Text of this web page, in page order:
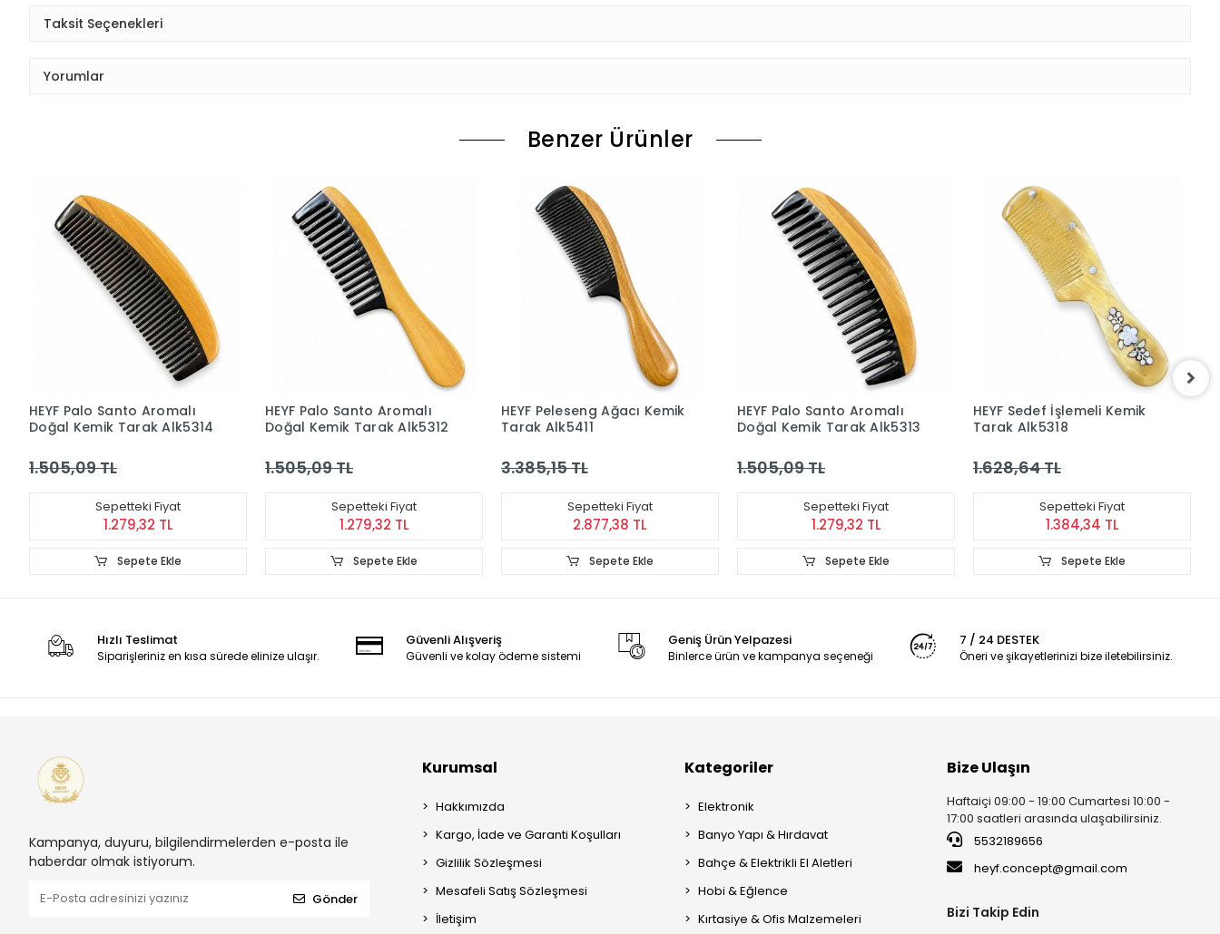
Taksit Seçenekleri
Yorumlar
Benzer Ürünler
HEYF Palo Santo Aromalı
Doğal Kemik Tarak Alk5314
1.505,09 TL
Sepetteki Fiyat
1.279,32 TL
Sepete Ekle
HEYF Palo Santo Aromalı
Doğal Kemik Tarak Alk5312
1.505,09 TL
Sepetteki Fiyat
1.279,32 TL
Sepete Ekle
HEYF Peleseng Ağacı Kemik
Tarak Alk5411
3.385,15 TL
Sepetteki Fiyat
2.877,38 TL
Sepete Ekle
HEYF Palo Santo Aromalı
Doğal Kemik Tarak Alk5313
1.505,09 TL
Sepetteki Fiyat
1.279,32 TL
Sepete Ekle
HEYF Sedef İşlemeli Kemik
Tarak Alk5318
1.628,64 TL
Sepetteki Fiyat
1.384,34 TL
Sepete Ekle
Hızlı Teslimat
Siparişleriniz en kısa sürede elinize ulaşır.
Güvenli Alışveriş
Güvenli ve kolay ödeme sistemi
Geniş Ürün Yelpazesi
Binlerce ürün ve kampanya seçeneği
7 / 24 DESTEK
Öneri ve şikayetlerinizi bize iletebilirsiniz.
Kampanya, duyuru, bilgilendirmelerden e-posta ile
haberdar olmak istiyorum.
Gönder
Kurumsal
Hakkımızda
Kargo, İade ve Garanti Koşulları
Gizlilik Sözleşmesi
Mesafeli Satış Sözleşmesi
İletişim
Kategoriler
Elektronik
Banyo Yapı & Hırdavat
Bahçe & Elektrikli El Aletleri
Hobi & Eğlence
Kırtasiye & Ofis Malzemeleri
Bize Ulaşın
Haftaiçi 09:00 - 19:00 Cumartesi 10:00 -
17:00 saatleri arasında ulaşabilirsiniz.
5532189656
heyf.concept@gmail.com
Bizi Takip Edin